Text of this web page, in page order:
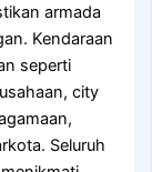
armada
Kendaraan
seperti
city
Seluruh